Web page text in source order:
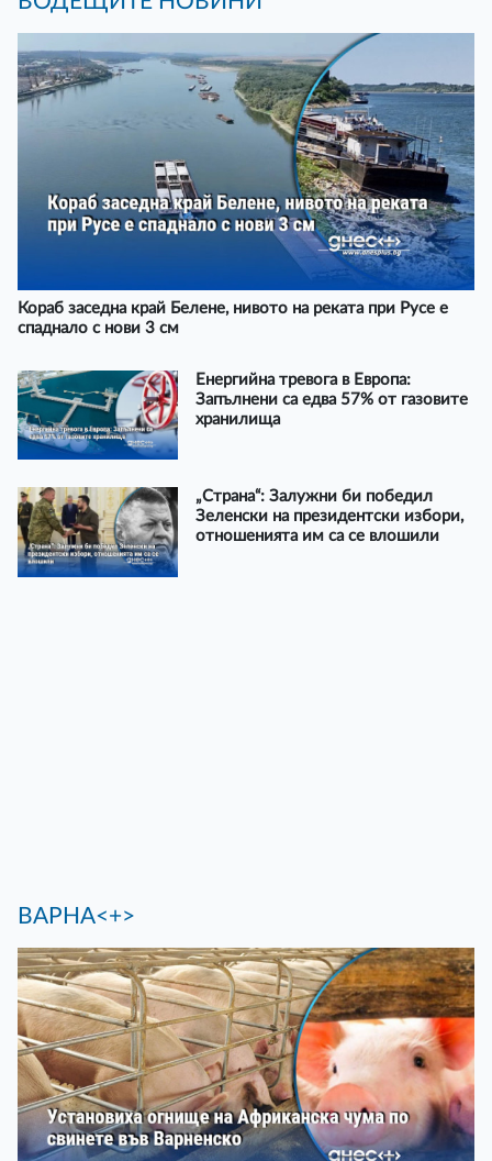
Кораб заседна край Белене, нивото на реката при Русе е
спаднало с нови 3 см
Енергийна тревога в Европа:
Запълнени са едва 57% от газовите
хранилища
„Страна“: Залужни би победил
Зеленски на президентски избори,
отношенията им са се влошили
ВАРНА<+>